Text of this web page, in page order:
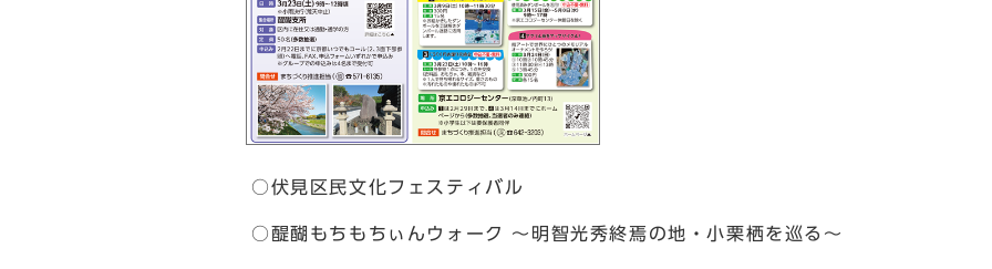
○伏見区民文化フェスティバル
○醍醐もちもちぃんウォーク ～明智光秀終焉の地・小栗栖を巡る～